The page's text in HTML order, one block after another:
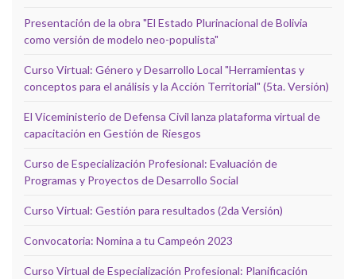
Presentación de la obra "El Estado Plurinacional de Bolivia
como versión de modelo neo-populista"
Curso Virtual: Género y Desarrollo Local "Herramientas y
conceptos para el análisis y la Acción Territorial" (5ta. Versión)
El Viceministerio de Defensa Civil lanza plataforma virtual de
capacitación en Gestión de Riesgos
Curso de Especialización Profesional: Evaluación de
Programas y Proyectos de Desarrollo Social
Curso Virtual: Gestión para resultados (2da Versión)
Convocatoria: Nomina a tu Campeón 2023
Curso Virtual de Especialización Profesional: Planificación